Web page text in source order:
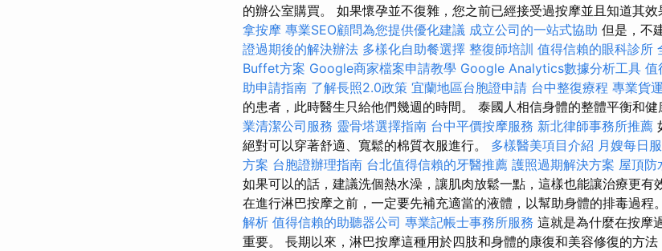
的辦公室購買。 如果懷孕並不復雜，您之前已經接受過按摩並且知道其效
拿按摩 專業SEO顧問為您提供優化建議 成立公司的一站式協助 但是，不
證過期後的解決辦法 多樣化自助餐選擇 整復師培訓 值得信賴的眼科診所
Buffet方案 Google商家檔案申請教學 Google Analytics數據分析工具 值
助申請指南 了解長照2.0政策 宜蘭地區台胞證申請 台中整復療程 專業貨
的患者，此時醫生只給他們幾週的時間。 泰國人相信身體的整體平衡和健
業清潔公司服務 靈骨塔選擇指南 台中平價按摩服務 新北律師事務所推薦
絕對可以穿著舒適、寬鬆的棉質衣服進行。 多樣醫美項目介紹 月嫂每日
方案 台胞證辦理指南 台北值得信賴的牙醫推薦 護照過期解決方案 屋頂防
如果可以的話，建議洗個熱水澡，讓肌肉放鬆一點，這樣也能讓治療更有
在進行淋巴按摩之前，一定要先補充適當的液體，以幫助身體的排毒過程。
解析 值得信賴的助聽器公司 專業記帳士事務所服務 這就是為什麼在按摩
重要。 長期以來，淋巴按摩這種用於四肢和身體的康復和美容修復的方法